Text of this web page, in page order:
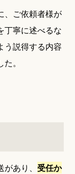
、ご依頼者様が
丁寧に述べるな
う説得する内容
。
あり、 受任か